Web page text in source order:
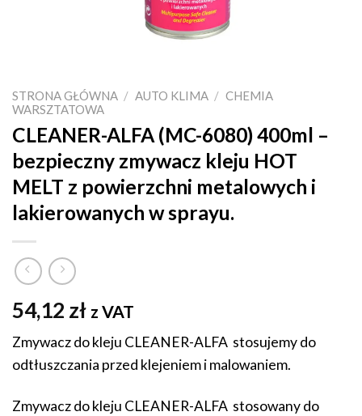
STRONA GŁÓWNA / AUTO KLIMA / CHEMIA
WARSZTATOWA
CLEANER-ALFA (MC-6080) 400ml –
bezpieczny zmywacz kleju HOT
MELT z powierzchni metalowych i
lakierowanych w sprayu.
54,12 zł z VAT
Zmywacz do kleju CLEANER-ALFA stosujemy do
odtłuszczania przed klejeniem i malowaniem.
Zmywacz do kleju CLEANER-ALFA stosowany do